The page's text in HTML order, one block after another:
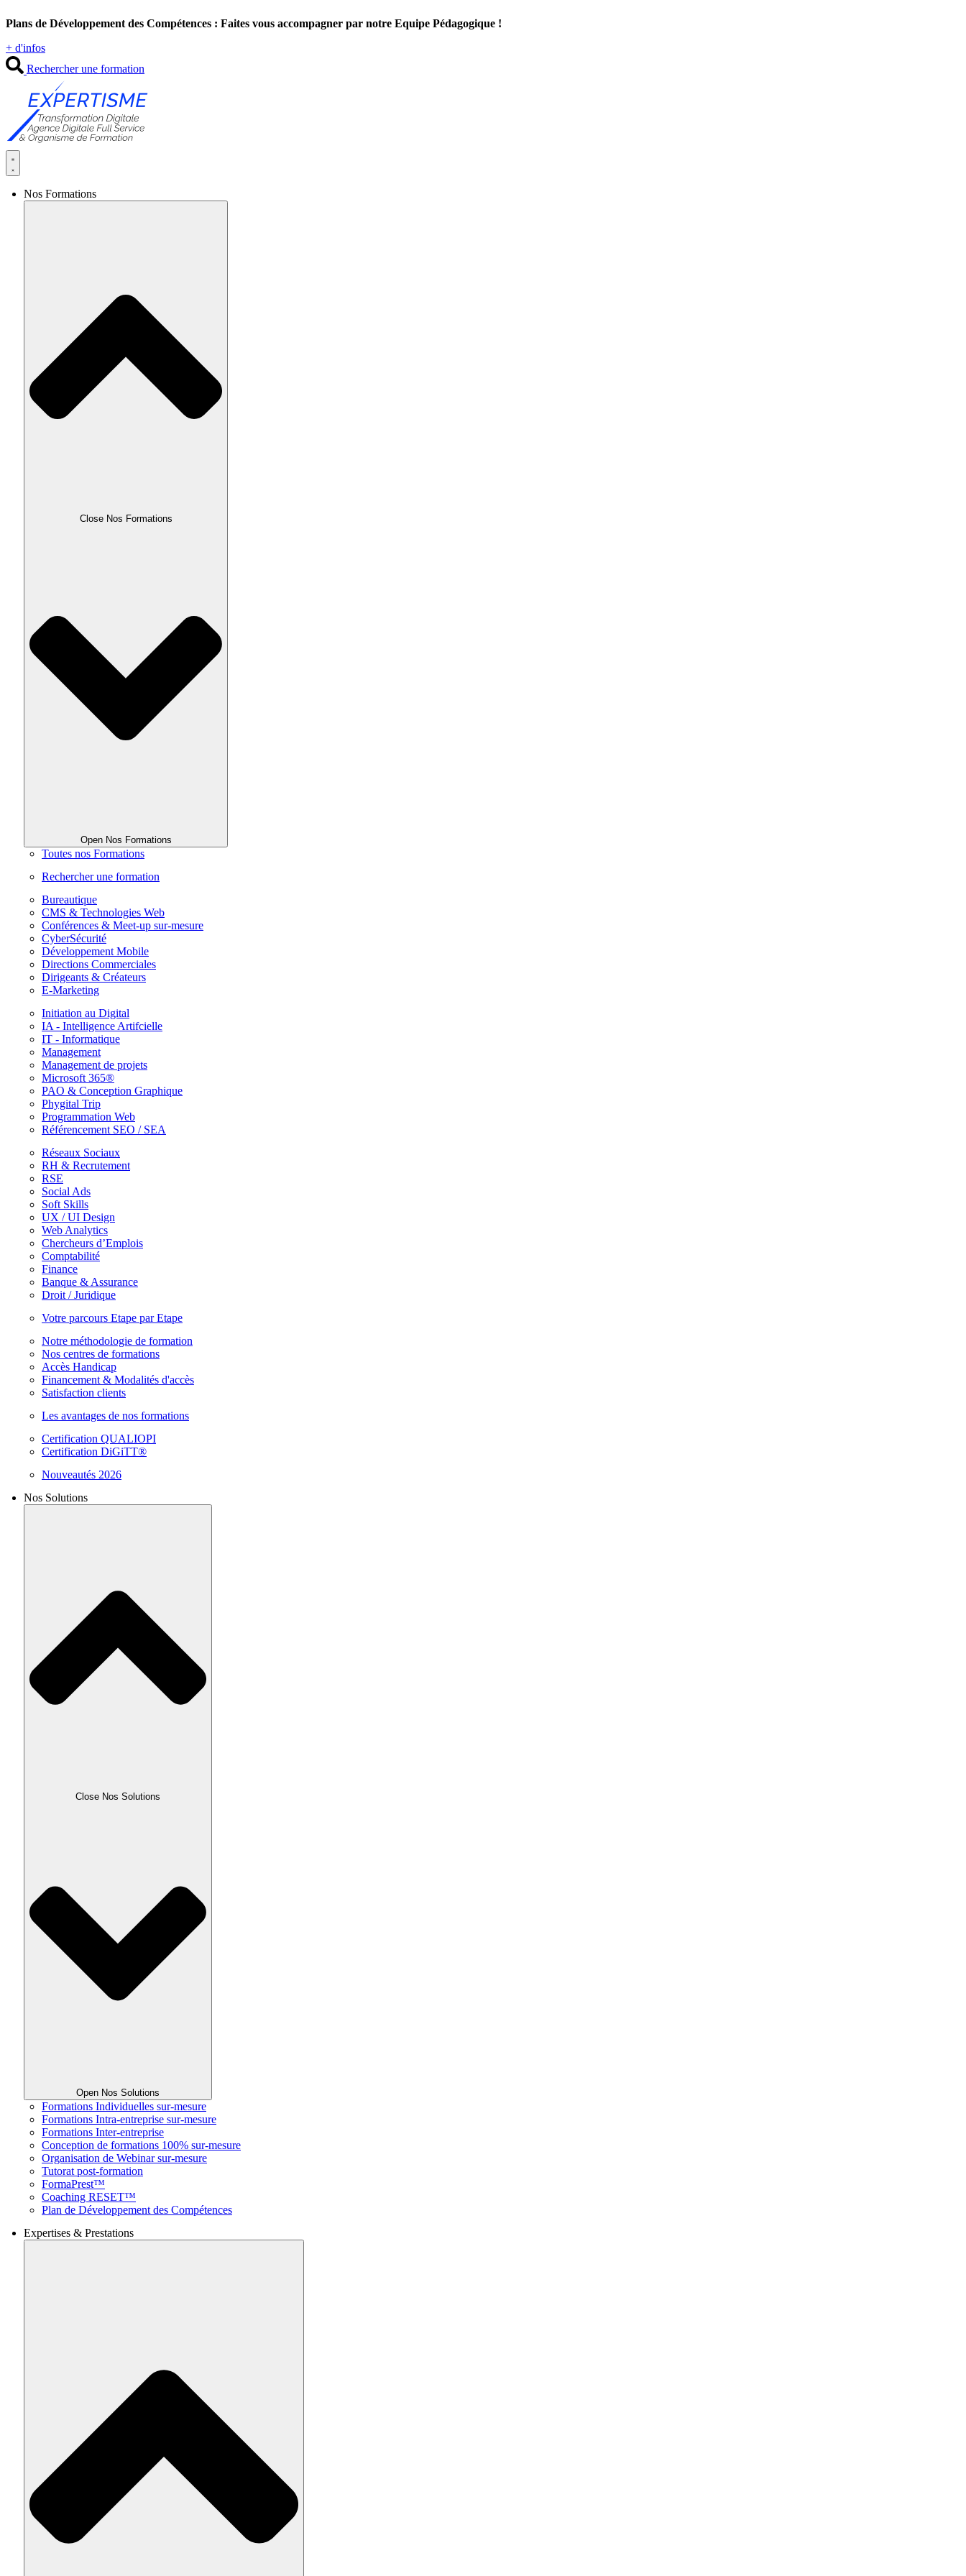
au
Plans de Développement des Compétences : Faites vous accompagner par notre Equipe Pédagogique !
+ d'infos
Rechercher une formation
Nos Formations
Close Nos Formations
Open Nos Formations
Toutes nos Formations
Rechercher une formation
Bureautique
CMS & Technologies Web
Conférences & Meet-up sur-mesure
CyberSécurité
Développement Mobile
Directions Commerciales
Dirigeants & Créateurs
E-Marketing
Initiation au Digital
IA - Intelligence Artifcielle
IT - Informatique
Management
Management de projets
Microsoft 365®
PAO & Conception Graphique
Phygital Trip
Programmation Web
Référencement SEO / SEA
Réseaux Sociaux
RH & Recrutement
RSE
Social Ads
Soft Skills
UX / UI Design
Web Analytics
Chercheurs d’Emplois
Comptabilité
Finance
Banque & Assurance
Droit / Juridique
Votre parcours Etape par Etape
Notre méthodologie de formation
Nos centres de formations
Accès Handicap
Financement & Modalités d'accès
Satisfaction clients
Les avantages de nos formations
Certification QUALIOPI
Certification DiGiTT®
Nouveautés 2026
Nos Solutions
Close Nos Solutions
Open Nos Solutions
Formations Individuelles sur-mesure
Formations Intra-entreprise sur-mesure
Formations Inter-entreprise
Conception de formations 100% sur-mesure
Organisation de Webinar sur-mesure
Tutorat post-formation
FormaPrest™
Coaching RESET™
Plan de Développement des Compétences
Expertises & Prestations